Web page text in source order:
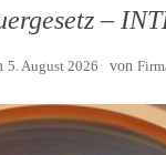
–
5. August 2026 von